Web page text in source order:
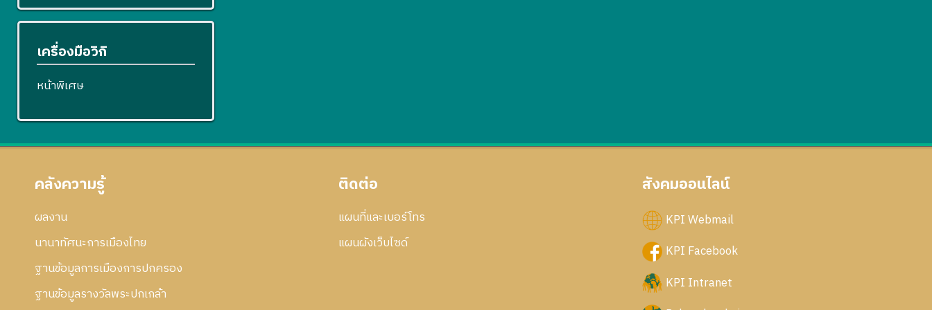
เครื่องมือวิกิ
หน้าพิเศษ
คลังความรู้
ผลงาน
นานาทัศนะการเมืองไทย
ฐานข้อมูลการเมืองการปกครอง
ฐานข้อมูลรางวัลพระปกเกล้า
ติดต่อ
แผนที่และเบอร์โทร
แผนผังเว็บไซด์
สังคมออนไลน์
KPI Webmail
KPI Facebook
KPI Intranet